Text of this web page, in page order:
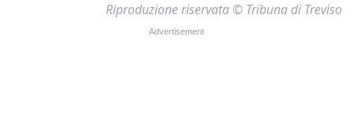
Riproduzione riservata © Tribuna di Treviso